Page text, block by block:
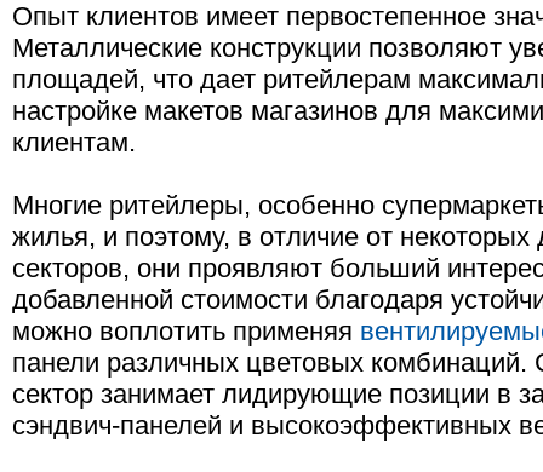
Опыт клиентов имеет первостепенное
Металлические конструкции позволяют
площадей, что дает ритейлерам
настройке макетов магазинов для
клиентам.
Многие ритейлеры, особенно
жилья, и поэтому, в отличие от некоторых
секторов, они проявляют больший
добавленной стоимости благодаря
можно воплотить применяя
панели различных цветовых комбинаций.
сектор занимает лидирующие позиции в
сэндвич-панелей и высокоэффективных